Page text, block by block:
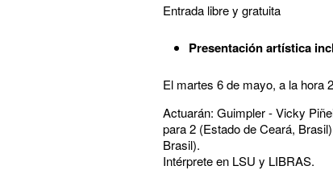
Entrada libre y gratuita
Presentación artística
El martes 6 de mayo, a la hora
Actuarán: Guimpler - Vicky
para 2 (Estado de Ceará,
Brasil).
Intérprete en LSU y LIBRAS.